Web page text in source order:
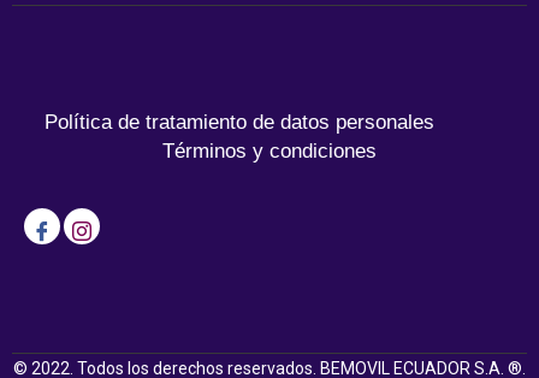
Política de tratamiento de datos personales
Términos y condiciones
© 2022. Todos los derechos reservados. BEMOVIL ECUADOR S.A. ®.